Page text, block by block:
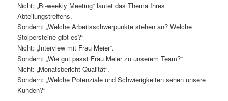
Nicht: „Bi-weekly Meeting“ lautet das Thema Ihres
Abteilungstreffens.
Sondern: „Welche Arbeitsschwerpunkte stehen an? Welche
Stolpersteine gibt es?“
Nicht: „Interview mit Frau Meier“.
Sondern: „Wie gut passt Frau Meier zu unserem Team?“
Nicht: „Monatsbericht Qualität“.
Sondern: „Welche Potenziale und Schwierigkeiten sehen unsere
Kunden?“